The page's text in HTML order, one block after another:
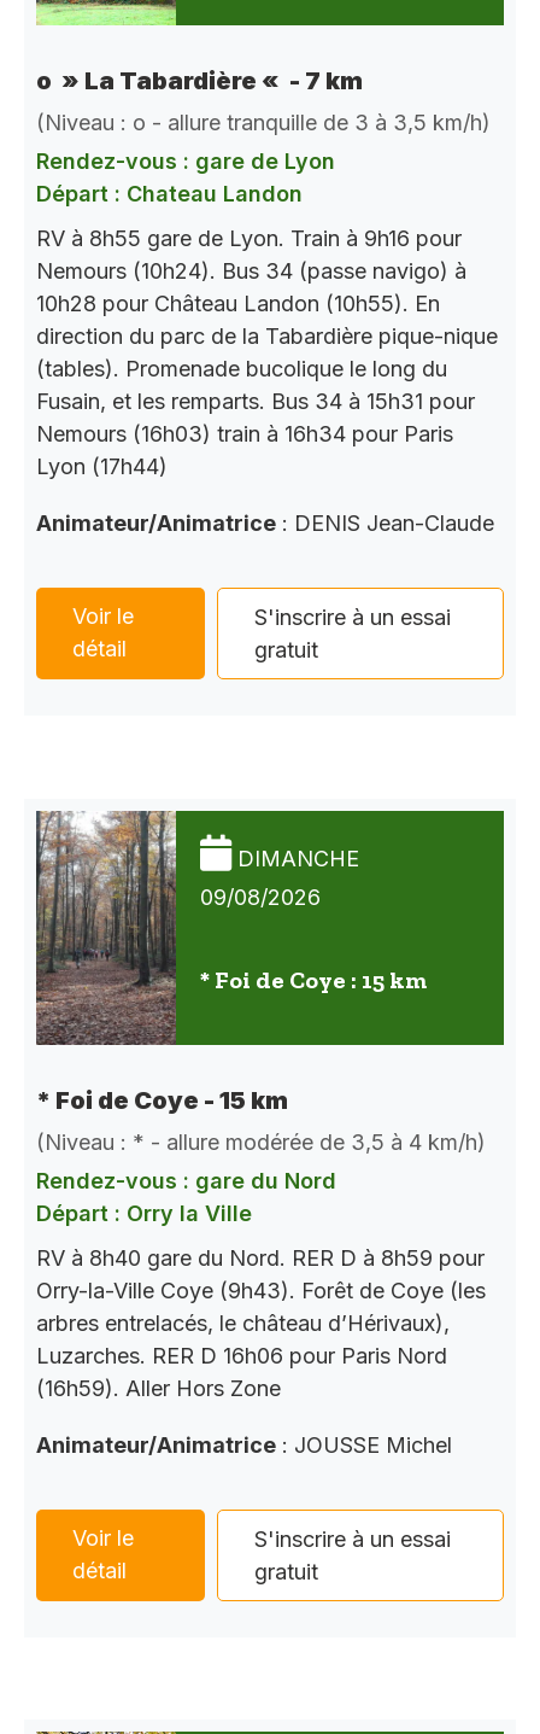
o » La Tabardière « - 7 km
(Niveau : o - allure tranquille de 3 à 3,5 km/h)
Rendez-vous : gare de Lyon
Départ : Chateau Landon
RV à 8h55 gare de Lyon. Train à 9h16 pour
Nemours (10h24). Bus 34 (passe navigo) à
10h28 pour Château Landon (10h55). En
direction du parc de la Tabardière pique-nique
(tables). Promenade bucolique le long du
Fusain, et les remparts. Bus 34 à 15h31 pour
Nemours (16h03) train à 16h34 pour Paris
Lyon (17h44)
Animateur/Animatrice : DENIS Jean-Claude
Voir le
détail
S'inscrire à un essai
gratuit
DIMANCHE
09/08/2026
* Foi de Coye : 15 km
* Foi de Coye - 15 km
(Niveau : * - allure modérée de 3,5 à 4 km/h)
Rendez-vous : gare du Nord
Départ : Orry la Ville
RV à 8h40 gare du Nord. RER D à 8h59 pour
Orry-la-Ville Coye (9h43). Forêt de Coye (les
arbres entrelacés, le château d’Hérivaux),
Luzarches. RER D 16h06 pour Paris Nord
(16h59). Aller Hors Zone
Animateur/Animatrice : JOUSSE Michel
Voir le
détail
S'inscrire à un essai
gratuit